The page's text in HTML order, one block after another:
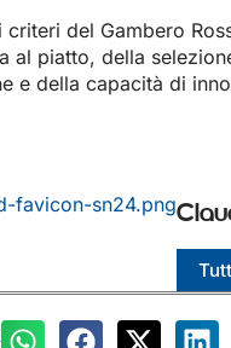
criteri del Gambero
al piatto, della
e della capacità di